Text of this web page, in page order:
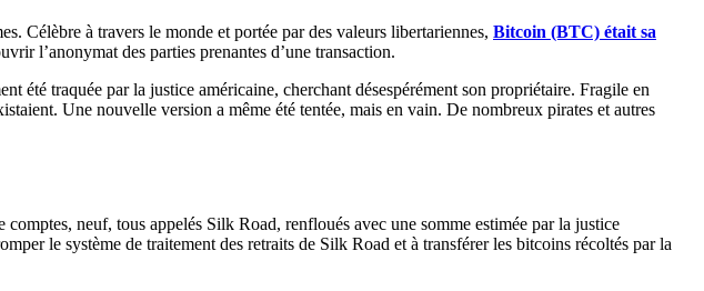
Célèbre à travers le monde et portée par des valeurs libertariennes, Bitcoin (BTC) était sa
l’anonymat des parties prenantes d’une transaction.
été traquée par la justice américaine, cherchant désespérément son propriétaire. Fragile en
Une nouvelle version a même été tentée, mais en vain. De nombreux pirates et autres
neuf, tous appelés Silk Road, renfloués avec une somme estimée par la justice
le système de traitement des retraits de Silk Road et à transférer les bitcoins récoltés par la